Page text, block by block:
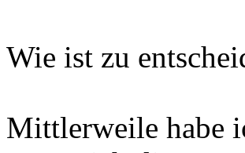
Wie ist zu
Mittlerweile habe